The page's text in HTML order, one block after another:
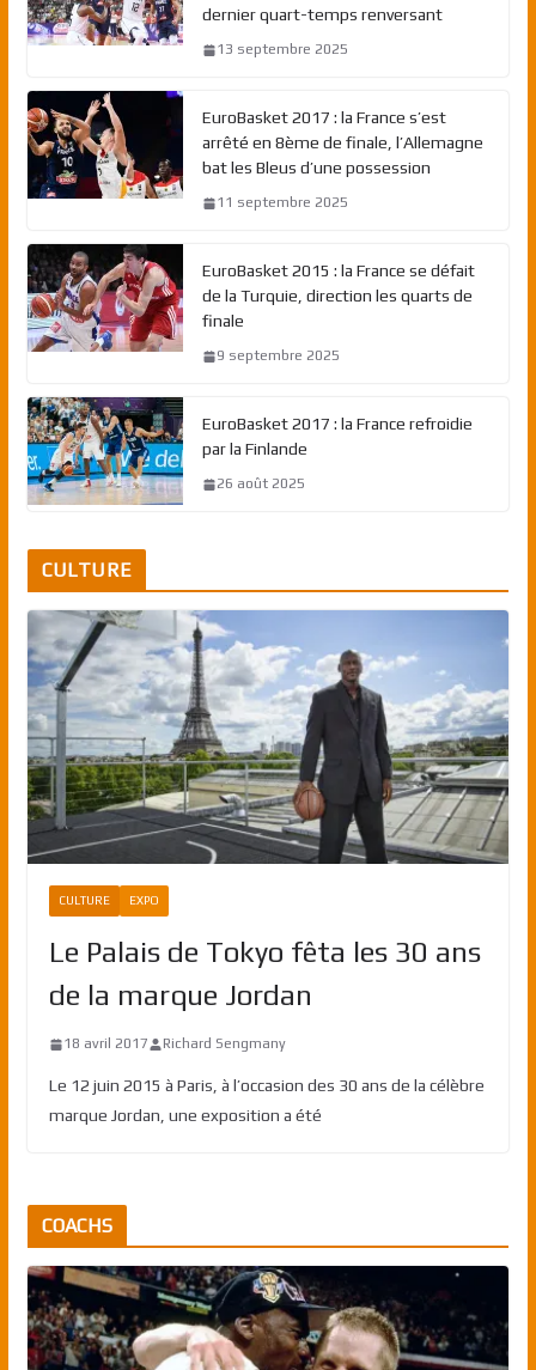
dernier quart-temps renversant
13 septembre 2025
EuroBasket 2017 : la France s’est
arrêté en 8ème de finale, l’Allemagne
bat les Bleus d’une possession
11 septembre 2025
EuroBasket 2015 : la France se défait
de la Turquie, direction les quarts de
finale
9 septembre 2025
EuroBasket 2017 : la France refroidie
par la Finlande
26 août 2025
CULTURE
CULTURE EXPO
Le Palais de Tokyo fêta les 30 ans
de la marque Jordan
18 avril 2017 Richard Sengmany
Le 12 juin 2015 à Paris, à l’occasion des 30 ans de la célèbre
marque Jordan, une exposition a été
COACHS